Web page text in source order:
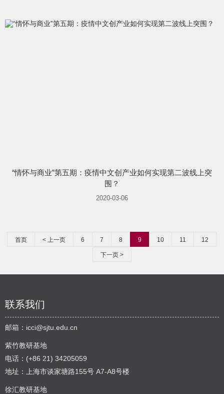
“情怀与商业”第五期：疫情中文创产业如何实现第二波线上突
围？
2020-03-06
首页 < 上一页 6 7 8 9 10 11 12
下一页 >
联系我们
邮箱： icci@sjtu.edu.cn
紫竹教研基地
电话：(+86 21) 34205059
地址：上海市谈家塘路155号 A7-A8号楼
徐汇教研基地